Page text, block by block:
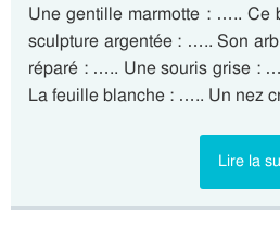
Une gentille marmotte : …..
sculpture argentée : ….. Son
réparé : ….. Une souris grise :
La feuille blanche : ….. Un nez
Lire la